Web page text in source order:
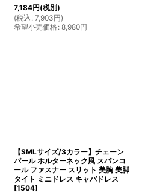
7,184円(税別)
(税込 : 7,903円)
希望小売価格: 8,980円
【SMLサイズ/3カラー】チェーン
パール ホルターネック風 スパンコ
ール ファスナー スリット 美胸 美脚
タイト ミニドレス キャバドレス
[1504]